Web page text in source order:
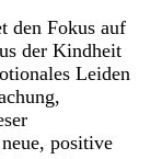
den Fokus auf
der Kindheit
Leiden
positive